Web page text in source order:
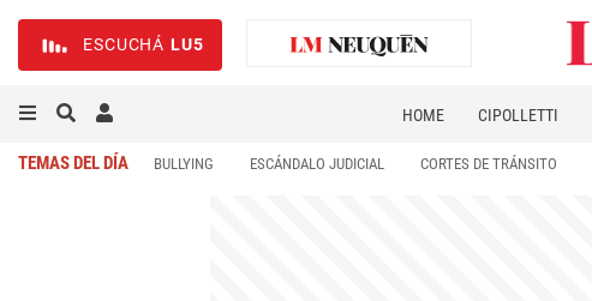
ESCUCHÁ LU5
HOME CIPOLLETTI
TEMAS DEL DÍA BULLYING ESCÁNDALO JUDICIAL CORTES DE TRÁNSITO